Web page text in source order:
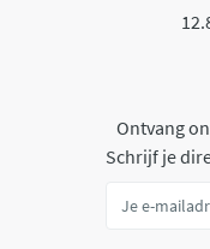
Ontvang
Schrijf je